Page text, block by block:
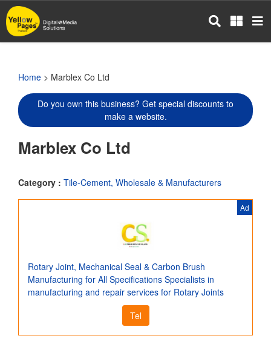
Skip
to
main
Home > Marblex Co Ltd
Do you own this business? Get special discounts to
make a website.
Marblex Co Ltd
Category : Tile-Cement, Wholesale & Manufacturers
Ad
Rotary Joint, Mechanical Seal & Carbon Brush
Manufacturing for All Specifications Specialists in
manufacturing and repair services for Rotary Joints
Tel